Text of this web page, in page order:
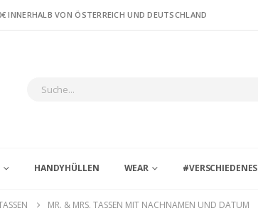
INNERHALB VON ÖSTERREICH UND DEUTSCHLAND
HANDYHÜLLEN WEAR #VERSCHIEDENES
MR. & MRS. TASSEN MIT NACHNAMEN UND DATUM